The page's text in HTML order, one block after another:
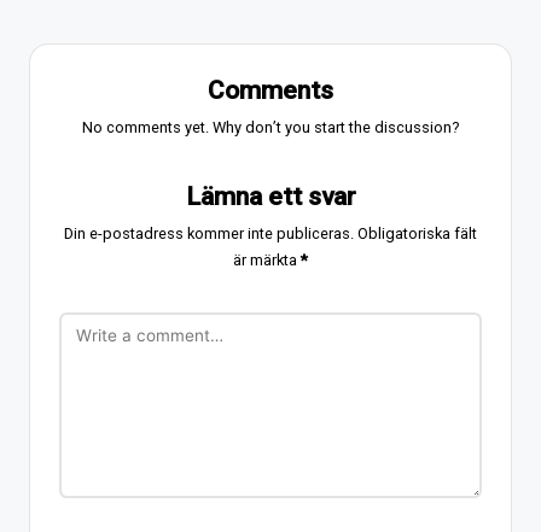
Comments
No comments yet. Why don’t you start the discussion?
Lämna ett svar
Din e-postadress kommer inte publiceras. Obligatoriska fält
är märkta*